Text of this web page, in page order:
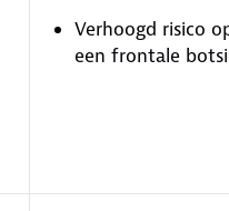
Verhoogd risico
een frontale